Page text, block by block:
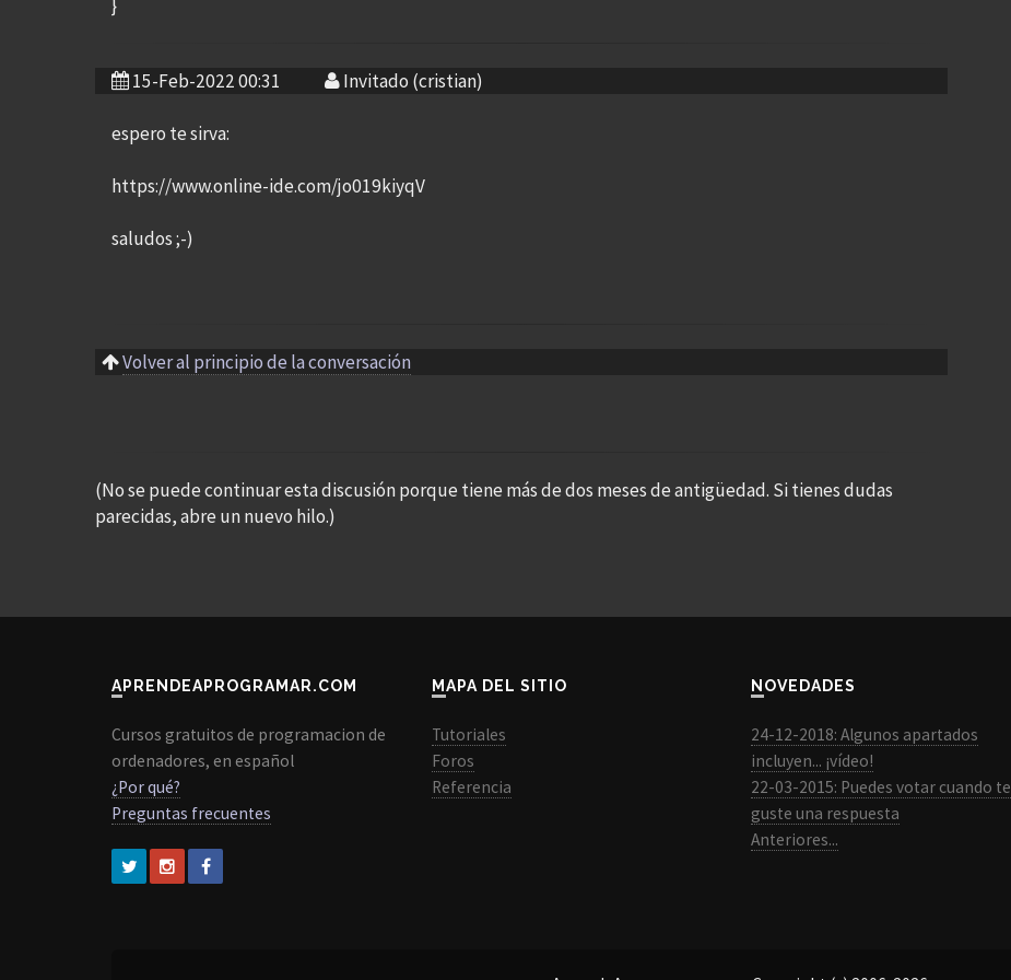
}
15-Feb-2022 00:31 Invitado (cristian)
espero te sirva:
https://www.online-ide.com/jo019kiyqV
saludos ;-)
Volver al principio de la conversación
(No se puede continuar esta discusión porque tiene más de dos meses de antigüedad. Si tienes dudas
parecidas, abre un nuevo hilo.)
APRENDEAPROGRAMAR.COM
Cursos gratuitos de programacion de
ordenadores, en español
¿Por qué?
Preguntas frecuentes
MAPA DEL SITIO
Tutoriales
Foros
Referencia
NOVEDADES
24-12-2018: Algunos apartados
incluyen... ¡vídeo!
22-03-2015: Puedes votar cuando te
guste una respuesta
Anteriores...